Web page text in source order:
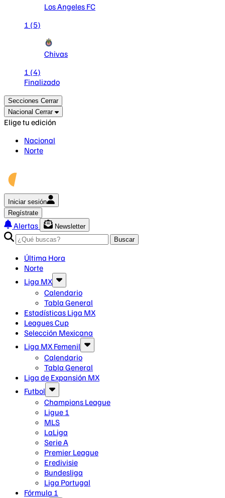
Los Angeles FC
1 (5)
Chivas
1 (4)
Finalizado
Secciones Cerrar
Nacional Cerrar
Elige tu edición
Nacional
Norte
Iniciar sesión
Regístrate
Alertas
Newsletter
Buscar
Última Hora
Norte
Liga MX
Calendario
Tabla General
Estadísticas Liga MX
Leagues Cup
Selección Mexicana
Liga MX Femenil
Calendario
Tabla General
Liga de Expansión MX
Futbol
Champions League
Ligue 1
MLS
LaLiga
Serie A
Premier League
Eredivisie
Bundesliga
Liga Portugal
Fórmula 1